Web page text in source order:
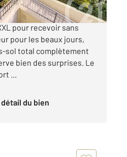
cette Grande maison
pour recevoir sans
pour les beaux jours,
sol total complètement
bien des surprises. Le
...
détail du bien